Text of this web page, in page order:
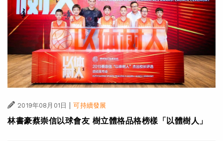
2019年08月01日 可持續發展
林書豪蔡崇信以球會友 樹立體格品格榜樣「以體樹人」